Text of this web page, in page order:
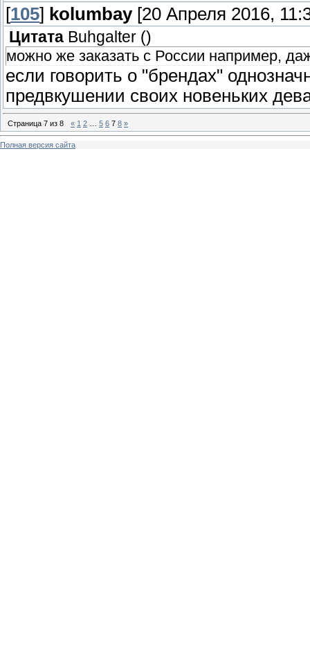
[105] kolumbay[20 Апреля 2016,
Цитата Buhgalter ()
можно же заказать с России например,
если говорить о "брендах"
предвкушении своих новеньких
Страница 7 из 8 « 1 2 5 6 7 8 »
Полная версия сайта